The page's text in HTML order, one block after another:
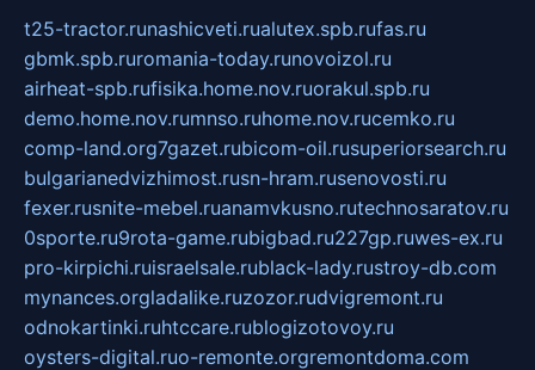
t25-tractor.runashicveti.rualutex.spb.rufas.ru
gbmk.spb.ruromania-today.runovoizol.ru
airheat-spb.rufisika.home.nov.ruorakul.spb.ru
demo.home.nov.rumnso.ruhome.nov.rucemko.ru
comp-land.org7gazet.rubicom-oil.rusuperiorsearch.ru
bulgarianedvizhimost.rusn-hram.rusenovosti.ru
fexer.rusnite-mebel.ruanamvkusno.rutechnosaratov.ru
0sporte.ru9rota-game.rubigbad.ru227gp.ruwes-ex.ru
pro-kirpichi.ruisraelsale.rublack-lady.rustroy-db.com
mynances.orgladalike.ruzozor.rudvigremont.ru
odnokartinki.ruhtccare.rublogizotovoy.ru
oysters-digital.ruo-remonte.orgremontdoma.com